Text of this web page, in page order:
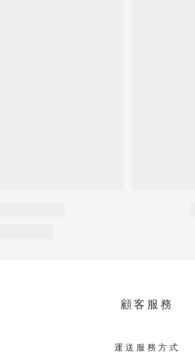
顧客服務
運送服務方式